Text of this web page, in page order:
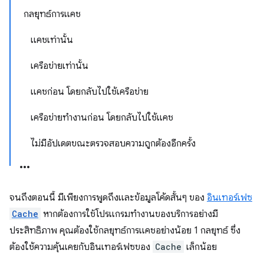
กลยุทธ์การแคช
แคชเท่านั้น
เครือข่ายเท่านั้น
แคชก่อน โดยกลับไปใช้เครือข่าย
เครือข่ายทำงานก่อน โดยกลับไปใช้แคช
ไม่มีอัปเดตขณะตรวจสอบความถูกต้องอีกครั้ง
จนถึงตอนนี้ มีเพียงการพูดถึงและข้อมูลโค้ดสั้นๆ ของ อินเทอร์เฟซ
Cache หากต้องการใช้โปรแกรมทำงานของบริการอย่างมี
ประสิทธิภาพ คุณต้องใช้กลยุทธ์การแคชอย่างน้อย 1 กลยุทธ์ ซึ่ง
ต้องใช้ความคุ้นเคยกับอินเทอร์เฟซของ Cache เล็กน้อย